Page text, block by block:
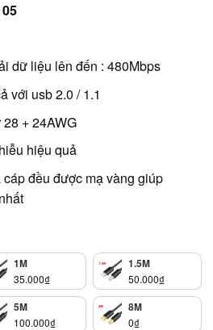
dữ liệu lên đến : 480Mbps
với usb 2.0 / 1.1
+ 24AWG
hiệu quả
đều được mạ vàng giúp
1M
35.000₫
1.5M
50.000₫
5M
100.000₫
8M
0₫